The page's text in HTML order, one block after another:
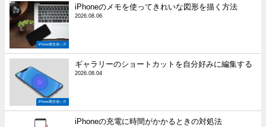
iPhone裏技使い方
iPhoneのメモを使ってきれいな図形を描く方法
2026.08.06
iPhone裏技使い方
ギャラリーのショートカットを自分好みに編集する
2026.08.04
iPhoneの充電に時間がかかるときの対処法